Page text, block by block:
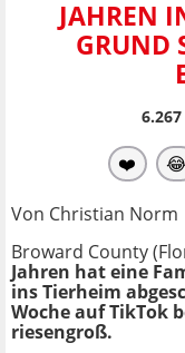
JAHREN
GRUND
6.267
❤️ 😂
Von Christian Norm
Broward County
Jahren hat eine
ins Tierheim
Woche auf TikTok
riesengroß.